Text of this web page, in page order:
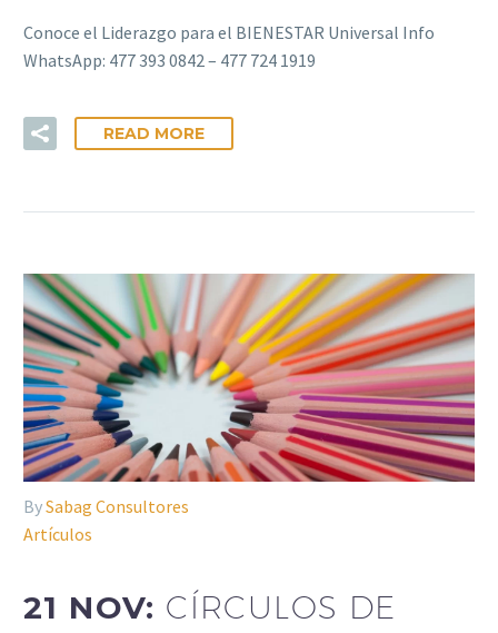
Conoce el Liderazgo para el BIENESTAR Universal Info
WhatsApp: 477 393 0842 – 477 724 1919
READ MORE
BySabag Consultores
Artículos
21 NOV: CÍRCULOS DE